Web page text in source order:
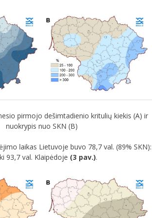
pirmojo dešimtadienio kritulių kiekis (A) ir
nuokrypis nuo SKN (B)
laikas Lietuvoje buvo 78,7 val. (89% SKN):
93,7 val. Klaipėdoje (3 pav.).